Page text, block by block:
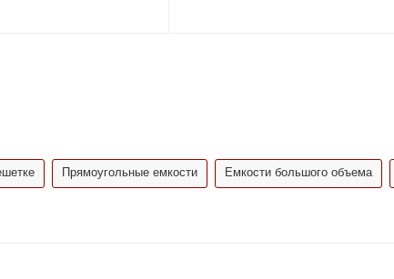
Прямоугольные емкости Емкости большого объема